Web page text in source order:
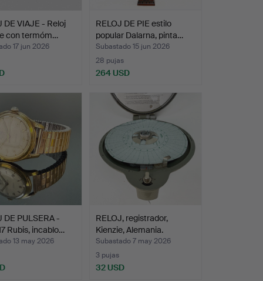
DE VIAJE - Reloj
con termóm…
17 jun 2026
RELOJ DE PIE estilo
popular Dalarna, pinta…
Subastado 15 jun 2026
28 pujas
264 USD
DE PULSERA -
Rubis, incablo…
13 may 2026
RELOJ, registrador,
Kienzie, Alemania.
Subastado 7 may 2026
3 pujas
32 USD